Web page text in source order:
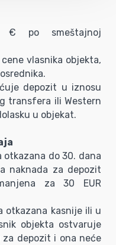
po smeštajnoj
vlasnika objekta,
depozit u iznosu
transfera ili Western
u objekat.
otkazana do 30. dana
naknada za depozit
za 30 EUR
otkazana kasnije ili u
objekta ostvaruje
depozit i ona neće